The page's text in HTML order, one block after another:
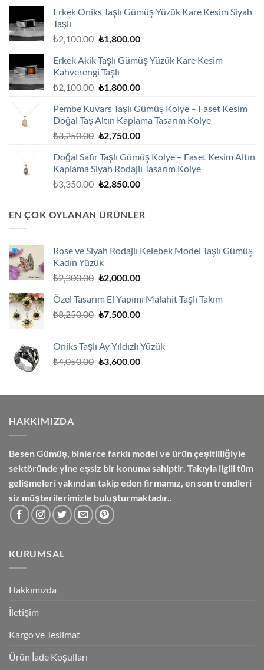
Erkek Oniks Taşlı Gümüş Yüzük Kare Kesim Siyah
Taşlı
₺2,100.00 Orijinal
₺2,100.00.
₺1,800.00Şu
fiyat:
Erkek Akik Taşlı Gümüş Yüzük Kare Kesim
Kahverengi Taşlı
₺2,100.00 Orijinal
₺2,100.00.
₺1,800.00Şu
fiyat:
₺1,800.00.
Pembe Kuvars Taşlı Gümüş Kolye – Faset Kesim
Doğal Taş Altın Kaplama Tasarım Kolye
₺3,250.00 Orijinal
₺3,250.00.
₺2,750.00Şu
fiyat:
₺2,750.00.
Doğal Safir Taşlı Gümüş Kolye – Faset Kesim Altın
Kaplama Siyah Rodajlı Tasarım Kolye
₺3,350.00 Orijinal
₺3,350.00.
₺2,850.00Şu
₺2,850.00.
EN ÇOK OYLANAN ÜRÜNLER
Rose ve Siyah Rodajlı Kelebek Model Taşlı Gümüş
Kadın Yüzük
₺2,300.00 Orijinal
₺2,300.00.
₺2,000.00Şu
fiyat:
₺2,000.00.
Özel Tasarım El Yapımı Malahit Taşlı Takım
₺8,250.00 Orijinal
₺7,500.00Şu
₺7,500.00.
Oniks Taşlı Ay Yıldızlı Yüzük
₺4,050.00 Orijinal
₺3,600.00Şu
₺3,600.00.
HAKKIMIZDA
Besen Gümüş, binlerce farklı model ve ürün çeşitliliğiyle
sektöründe yine eşsiz bir konuma sahiptir. Takıyla ilgili tüm
gelişmeleri yakından takip eden firmamız, en son trendleri
siz müşterilerimizle buluşturmaktadır..
KURUMSAL
Hakkımızda
İletişim
Kargo ve Teslimat
Ürün İade Koşulları